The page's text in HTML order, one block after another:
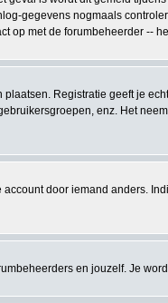
gegevens nogmaals
op met de forumbeheerder --
Registratie geeft je
enz. Het
door iemand anders.
en jouzelf. Je